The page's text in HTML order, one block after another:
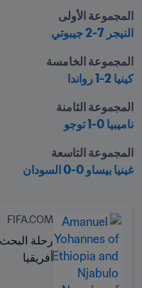
المجموعة الأولى
النيجر 7-2 جيبوتي
المجموعة الخامسة
كينيا 2-1 رواندا
المجموعة الثامنة
ناميبيا 0-1 توجو
المجموعة التاسعة
غينيا بيساو 0-0 السودان
FIFA.COM
رحلة
أفريقيا